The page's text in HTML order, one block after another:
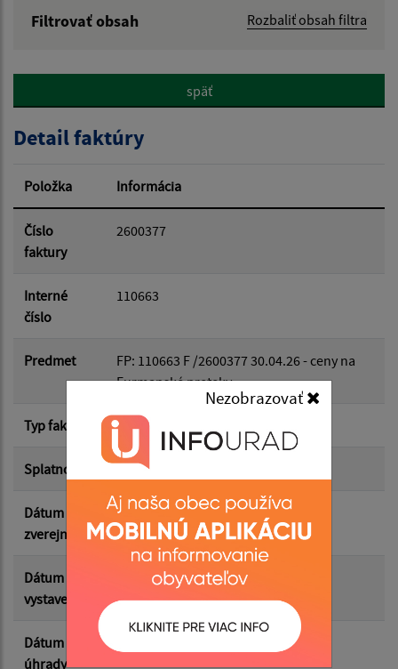
Nezobrazovať
Filtrovať obsah
Rozbaliť obsah filtra
Hľadať v:
Dátum od:
Dátum do:
Suma od:
Suma do:
Filtrovať Reset
späť
Detail faktúry
Položka Informácia
Číslo
faktury
2600377
Interné
číslo
110663
Predmet
FP: 110663 F /2600377 30.04.26 - ceny na
Furmanské preteky
Typ faktúry dodávateľská
Splatnosť 12.05.2026
Dátum
zverejnenia
04.05.2026
Dátum
vystavenia
28.04.2026
Dátum
úhrady